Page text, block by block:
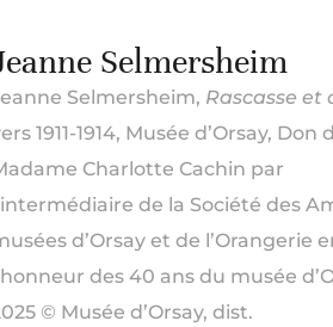
Selmersheim
Selmersheim, Rascasse et
1911-1914, Musée d’Orsay, Don
Charlotte Cachin par
de la Société des
d’Orsay et de l’Orangerie
des 40 ans du musée
© Musée d’Orsay, dist.